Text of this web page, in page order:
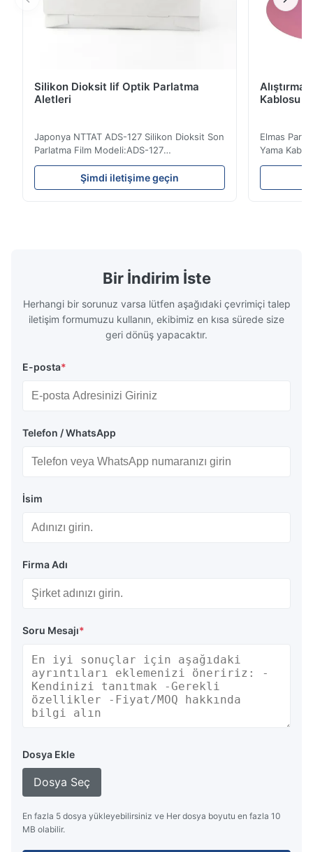
Silikon Dioksit lif Optik Parlatma
Aletleri
Japonya NTTAT ADS-127 Silikon Dioksit Son
Parlatma Film Modeli:ADS-127
Anavatan:Japonya Hızlı Detay ● Kaplamalı
yüzeye eşit şekilde püskürtülen parçacıklar
● Farklı yüzeylerde cilalamaya uygun iyi
Şimdi iletişime geçin
Alıştırma
Kablosu
Elmas
Yama
Fiber Optik
güç ve
Bir İndirim İste
Herhangi bir sorunuz varsa lütfen aşağıdaki çevrimiçi talep
iletişim formumuzu kullanın, ekibimiz en kısa sürede size
geri dönüş yapacaktır.
E-posta*
Telefon / WhatsApp
İsim
Firma Adı
Soru Mesajı*
Dosya Ekle
Dosya Seç
En fazla 5 dosya yükleyebilirsiniz ve Her dosya boyutu en fazla 10
MB olabilir.